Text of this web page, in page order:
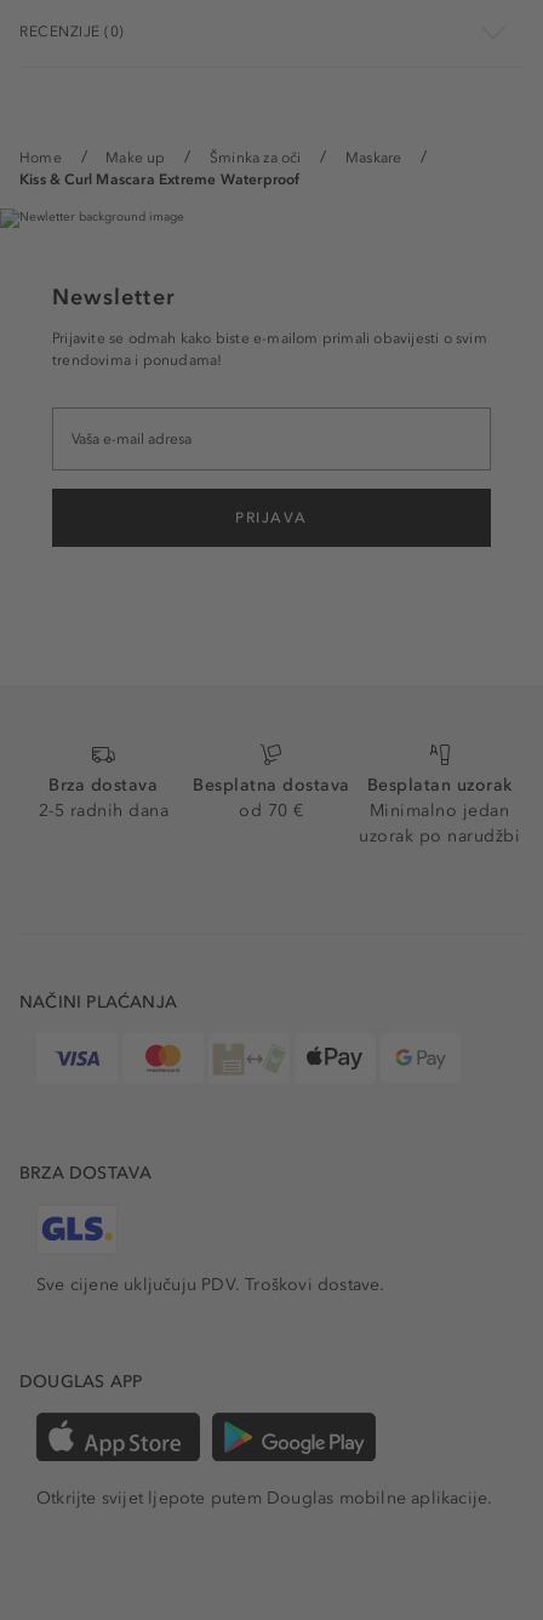
Home Make up Šminka za oči
Maskare
Kiss & Curl Mascara Extreme Waterproof
RECENZIJE (0)
Newsletter
Prijavite se odmah kako biste e-mailom primali obavijesti o svim
trendovima i ponudama!
PRIJAVA
Brza dostava
2-5 radnih dana
Besplatna dostava
od 70 €
Besplatan uzorak
Minimalno jedan
uzorak po narudžbi
NAČINI PLAĆANJA
BRZA DOSTAVA
Sve cijene uključuju PDV.Troškovi dostave.
DOUGLAS APP
Otkrijte svijet ljepote putem Douglas mobilne aplikacije.